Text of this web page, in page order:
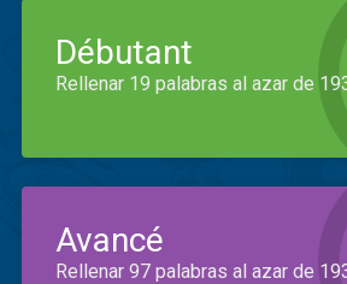
Débutant
Rellenar 19 palabras al azar de
Avancé
Rellenar 97 palabras al azar de